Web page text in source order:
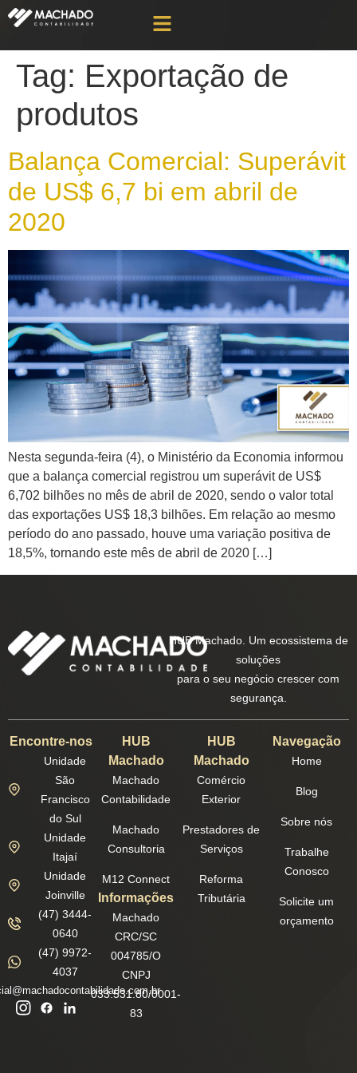
Tag: Exportação de
produtos
Balança Comercial: Superávit
de US$ 6,7 bi em abril de
2020
Nesta segunda-feira (4), o Ministério da Economia informou
que a balança comercial registrou um superávit de US$
6,702 bilhões no mês de abril de 2020, sendo o valor total
das exportações US$ 18,3 bilhões. Em relação ao mesmo
período do ano passado, houve uma variação positiva de
18,5%, tornando este mês de abril de 2020 […]
HUB Machado. Um ecossistema de
soluções
para o seu negócio crescer com
segurança.
Encontre-nos
Unidade
São
Francisco
do Sul
Unidade
Itajaí
Unidade
Joinville
(47) 3444-
0640
(47) 9972-
4037
HUB
Machado
Machado
Contabilidade
Machado
Consultoria
M12 Connect
Informações
Machado
CRC/SC
004785/O
CNPJ
033.531.80/0001-
83
HUB
Machado
Comércio
Exterior
Prestadores de
Serviços
Reforma
Tributária
Navegação
Home
Blog
Sobre nós
Trabalhe
Conosco
Solicite um
orçamento